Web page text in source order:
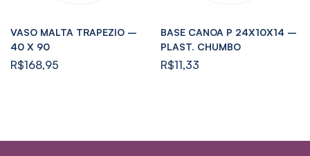
VASO MALTA TRAPEZIO –
40 X 90
R$168,95
BASE CANOA P 24X10X14 –
PLAST. CHUMBO
R$11,33